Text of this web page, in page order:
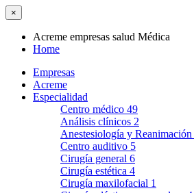
×
Acreme empresas salud Médica
Home
Empresas
Acreme
Especialidad
Centro médico 49
Análisis clínicos 2
Anestesiología y Reanimación
Centro auditivo 5
Cirugía general 6
Cirugía estética 4
Cirugía maxilofacial 1